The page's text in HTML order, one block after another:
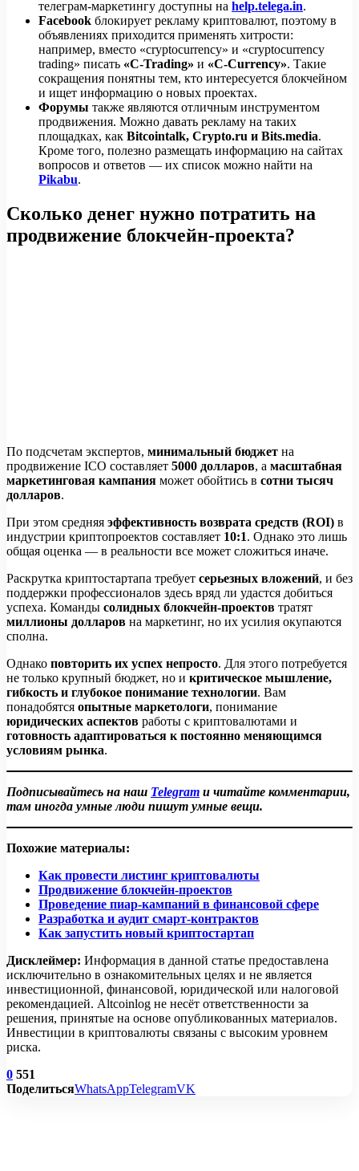
телеграм-маркетингу доступны на help.telega.in.
Facebook блокирует рекламу криптовалют, поэтому в
объявлениях приходится применять хитрости:
например, вместо «cryptocurrency» и «cryptocurrency
trading» писать «C-Trading» и «C-Currency». Такие
сокращения понятны тем, кто интересуется блокчейном
и ищет информацию о новых проектах.
Форумы также являются отличным инструментом
продвижения. Можно давать рекламу на таких
площадках, как Bitcointalk, Crypto.ru и Bits.media.
Кроме того, полезно размещать информацию на сайтах
вопросов и ответов — их список можно найти на
Pikabu.
Сколько денег нужно потратить на
продвижение блокчейн-проекта?
По подсчетам экспертов, минимальный бюджет на
продвижение ICO составляет 5000 долларов, а масштабная
маркетинговая кампания может обойтись в сотни тысяч
долларов.
При этом средняя эффективность возврата средств (ROI) в
индустрии криптопроектов составляет 10:1. Однако это лишь
общая оценка — в реальности все может сложиться иначе.
Раскрутка криптостартапа требует серьезных вложений, и без
поддержки профессионалов здесь вряд ли удастся добиться
успеха. Команды солидных блокчейн-проектов тратят
миллионы долларов на маркетинг, но их усилия окупаются
сполна.
Однако повторить их успех непросто. Для этого потребуется
не только крупный бюджет, но и критическое мышление,
гибкость и глубокое понимание технологии. Вам
понадобятся опытные маркетологи, понимание
юридических аспектов работы с криптовалютами и
готовность адаптироваться к постоянно меняющимся
условиям рынка.
Подписывайтесь на наш Telegram и читайте комментарии,
там иногда умные люди пишут умные вещи.
Похожие материалы:
Как провести листинг криптовалюты
Продвижение блокчейн-проектов
Проведение пиар-кампаний в финансовой сфере
Разработка и аудит смарт-контрактов
Как запустить новый криптостартап
Дисклеймер: Информация в данной статье предоставлена
исключительно в ознакомительных целях и не является
инвестиционной, финансовой, юридической или налоговой
рекомендацией. Altcoinlog не несёт ответственности за
решения, принятые на основе опубликованных материалов.
Инвестиции в криптовалюты связаны с высоким уровнем
риска.
0 551
ПоделитьсяWhatsAppTelegramVK